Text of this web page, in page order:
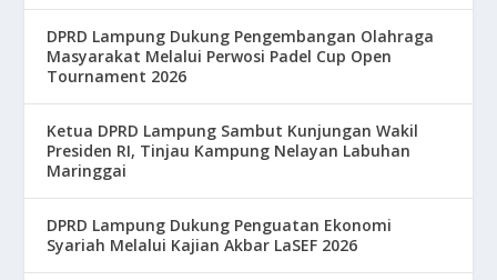
DPRD Lampung Dukung Pengembangan Olahraga
Masyarakat Melalui Perwosi Padel Cup Open
Tournament 2026
Ketua DPRD Lampung Sambut Kunjungan Wakil
Presiden RI, Tinjau Kampung Nelayan Labuhan
Maringgai
DPRD Lampung Dukung Penguatan Ekonomi
Syariah Melalui Kajian Akbar LaSEF 2026